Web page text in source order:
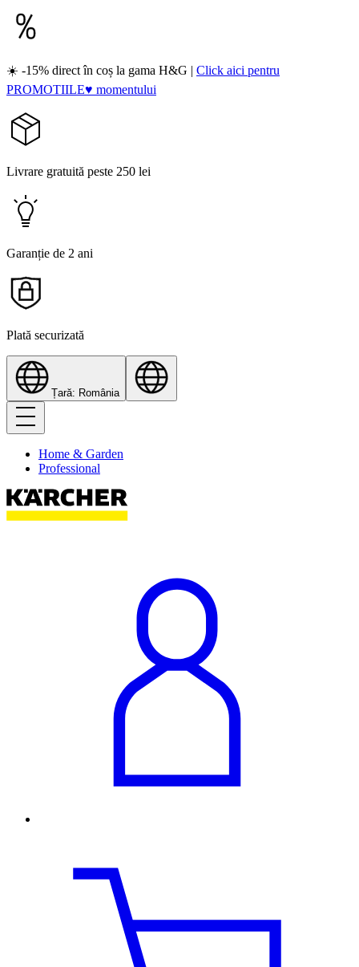
☀️ -15% direct în coș la gama H&G | Click aici pentru
PROMOTIILE♥ momentului
Livrare gratuită peste 250 lei
Garanție de 2 ani
Plată securizată
Țară: România
Home & Garden
Professional